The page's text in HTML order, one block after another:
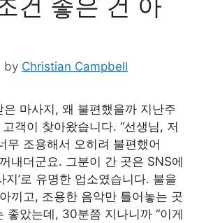
by Christian Campbell
은 마사지, 왜 불편했을까 지난주
객이 찾아왔습니다. “선생님, 저
무 조용해서 오히려 불편했어
내더군요. 그분이 간 곳은 SNS에
지’로 유명한 업소였습니다. 불을
끼고, 조용한 음악만 틀어놓는 곳
좋았는데, 30분쯤 지나니까 “이게